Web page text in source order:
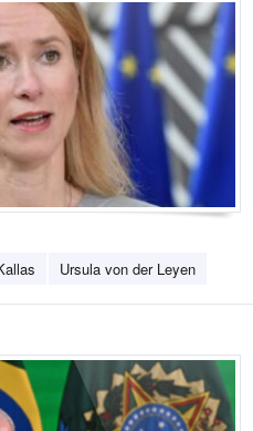
Ursula von der Leyen